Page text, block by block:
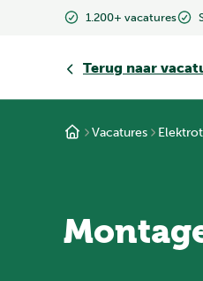
1.200+ vacatures
Terug naar
Vacatures